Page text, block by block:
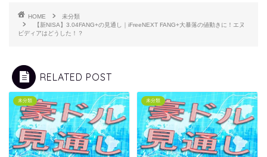
HOME
未分類
【新NISA】3.04FANG+の見通し｜iFreeNEXT FANG+大暴落の値動きに！エヌ
ビディアはどうした！？
RELATED POST
未分類 未分類